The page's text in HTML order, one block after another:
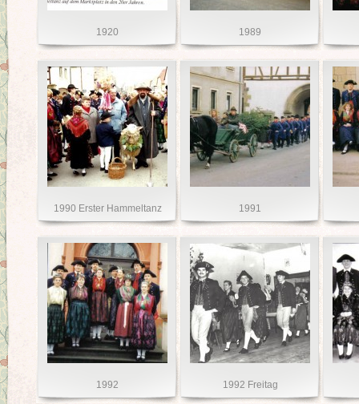
1920 1989
1990 Erster Hammeltanz 1991
1992 1992 Freitag